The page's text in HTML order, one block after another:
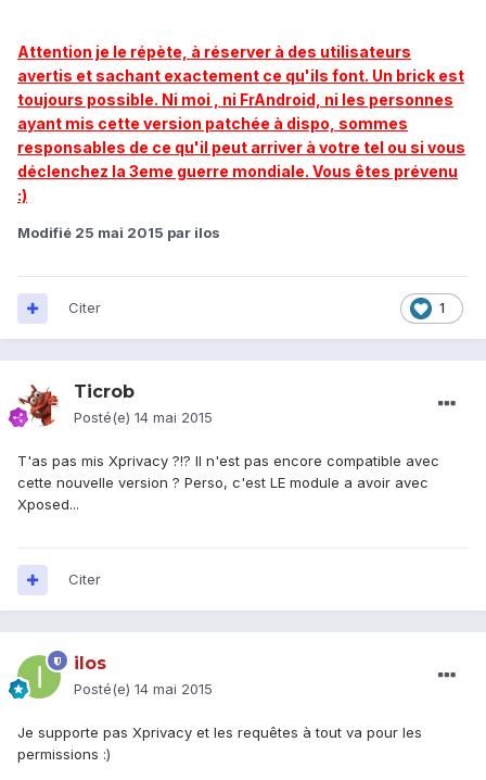
Attention je le répète, à réserver à des utilisateurs
avertis et sachant exactement ce qu'ils font. Un brick est
toujours possible. Ni moi , ni FrAndroid, ni les personnes
ayant mis cette version patchée à dispo, sommes
responsables de ce qu'il peut arriver à votre tel ou si vous
déclenchez la 3eme guerre mondiale. Vous êtes prévenu
:)
Modifié 25 mai 2015 par ilos
1
Citer
Ticrob
Posté(e) 14 mai 2015
T'as pas mis Xprivacy ?!? Il n'est pas encore compatible avec
cette nouvelle version ? Perso, c'est LE module a avoir avec
Xposed...
Citer
ilos
Posté(e) 14 mai 2015
Je supporte pas Xprivacy et les requêtes à tout va pour les
permissions :)